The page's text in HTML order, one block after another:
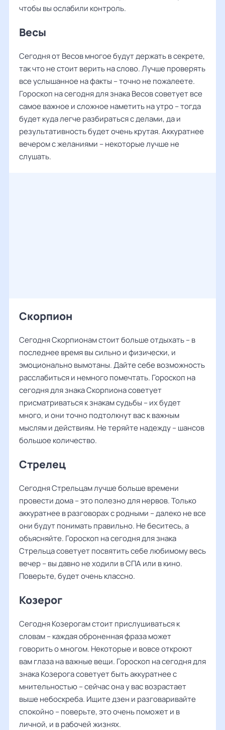
чтобы вы ослабили контроль.
Весы
Сегодня от Весов многое будут держать в секрете,
так что не стоит верить на слово. Лучше проверять
все услышанное на факты – точно не пожалеете.
Гороскоп на сегодня для знака Весов советует все
самое важное и сложное наметить на утро – тогда
будет куда легче разбираться с делами, да и
результативность будет очень крутая. Аккуратнее
вечером с желаниями – некоторые лучше не
слушать.
Скорпион
Сегодня Скорпионам стоит больше отдыхать – в
последнее время вы сильно и физически, и
эмоционально вымотаны. Дайте себе возможность
расслабиться и немного помечтать. Гороскоп на
сегодня для знака Скорпиона советует
присматриваться к знакам судьбы – их будет
много, и они точно подтолкнут вас к важным
мыслям и действиям. Не теряйте надежду – шансов
большое количество.
Стрелец
Сегодня Стрельцам лучше больше времени
провести дома – это полезно для нервов. Только
аккуратнее в разговорах с родными – далеко не все
они будут понимать правильно. Не беситесь, а
объясняйте. Гороскоп на сегодня для знака
Стрельца советует посвятить себе любимому весь
вечер – вы давно не ходили в СПА или в кино.
Поверьте, будет очень классно.
Козерог
Сегодня Козерогам стоит прислушиваться к
словам – каждая оброненная фраза может
говорить о многом. Некоторые и вовсе откроют
вам глаза на важные вещи. Гороскоп на сегодня для
знака Козерога советует быть аккуратнее с
мнительностью – сейчас она у вас возрастает
выше небоскреба. Ищите дзен и разговаривайте
спокойно – поверьте, это очень поможет и в
личной, и в рабочей жизнях.